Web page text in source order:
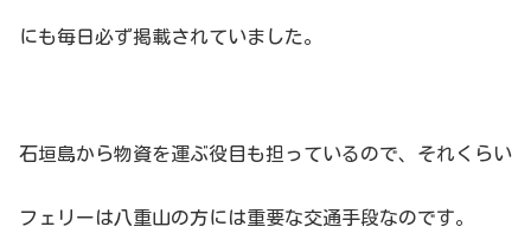
にも毎日必ず掲載されていました。
石垣島から物資を運ぶ役目も担っているので、それくらい
フェリーは八重山の方には重要な交通手段なのです。